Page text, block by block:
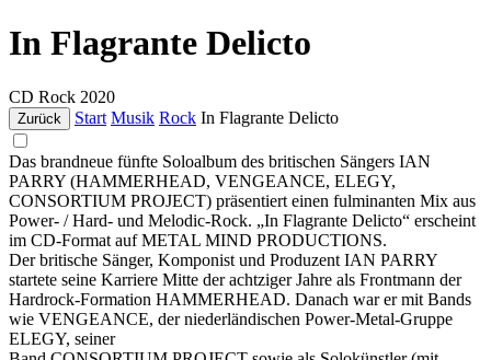
In Flagrante Delicto
CD Rock 2020
Zurück Start Musik Rock In Flagrante Delicto
Das brandneue fünfte Soloalbum des britischen Sängers IAN
PARRY (HAMMERHEAD, VENGEANCE, ELEGY,
CONSORTIUM PROJECT) präsentiert einen fulminanten Mix aus
Power- / Hard- und Melodic-Rock. „In Flagrante Delicto“ erscheint
im CD-Format auf METAL MIND PRODUCTIONS.
Der britische Sänger, Komponist und Produzent IAN PARRY
startete seine Karriere Mitte der achtziger Jahre als Frontmann der
Hardrock-Formation HAMMERHEAD. Danach war er mit Bands
wie VENGEANCE, der niederländischen Power-Metal-Gruppe
ELEGY, seiner